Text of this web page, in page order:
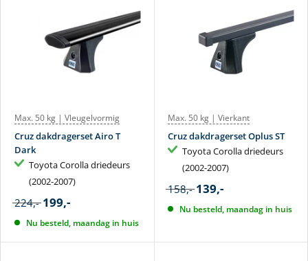
Max. 50 kg | Vleugelvormig
Cruz dakdragerset Airo T
Dark
Toyota Corolla driedeurs
(2002-2007)
224,- 199,-
Nu besteld, maandag in huis
Max. 50 kg | Vierkant
Cruz dakdragerset Oplus ST
Toyota Corolla driedeurs
(2002-2007)
158,- 139,-
Nu besteld, maandag in huis